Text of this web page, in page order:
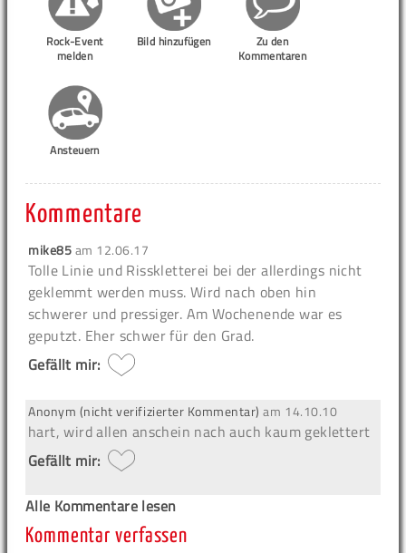
Rock-Event
melden
Bild hinzufügen
Zu den
Kommentaren
Ansteuern
Kommentare
mike85am 12.06.17
Tolle Linie und Risskletterei bei der allerdings nicht
geklemmt werden muss. Wird nach oben hin
schwerer und pressiger. Am Wochenende war es
geputzt. Eher schwer für den Grad.
Gefällt mir:
Anonym (nicht verifizierter Kommentar) am 14.10.10
hart, wird allen anschein nach auch kaum geklettert
Gefällt mir:
Alle Kommentare lesen
Kommentar verfassen